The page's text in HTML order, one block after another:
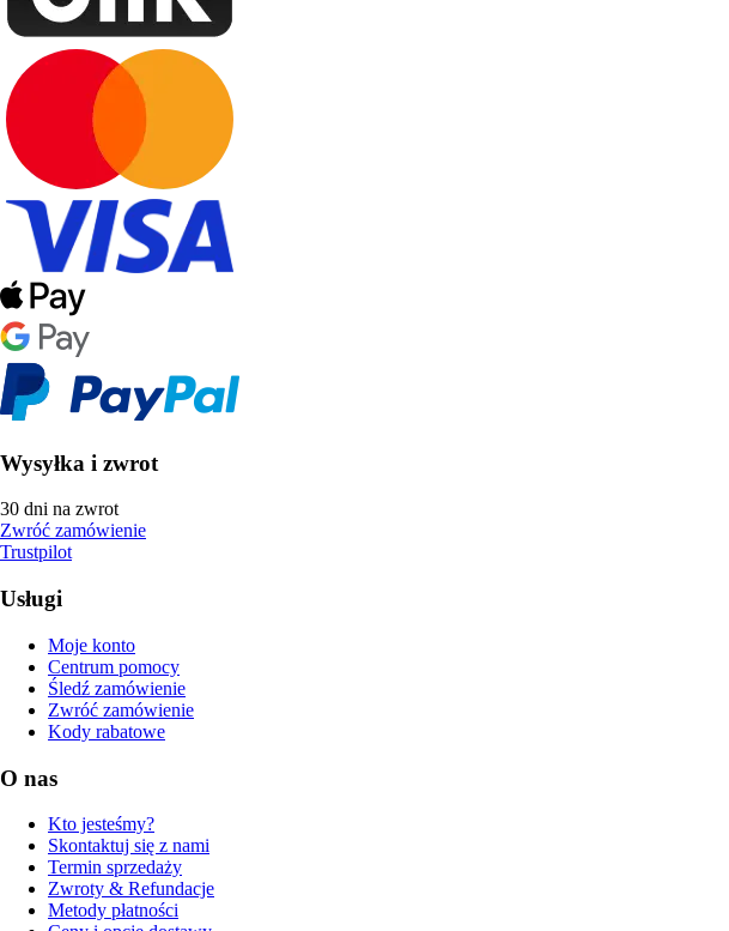
Wysyłka i zwrot
30 dni na zwrot
Zwróć zamówienie
Trustpilot
Usługi
Moje konto
Centrum pomocy
Śledź zamówienie
Zwróć zamówienie
Kody rabatowe
O nas
Kto jesteśmy?
Skontaktuj się z nami
Termin sprzedaży
Zwroty & Refundacje
Metody płatności